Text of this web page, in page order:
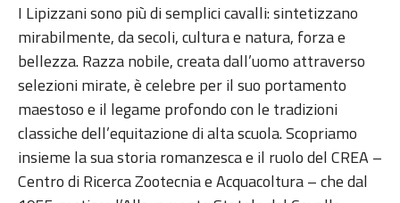
I Lipizzani sono più di semplici cavalli: sintetizzano
mirabilmente, da secoli, cultura e natura, forza e
bellezza. Razza nobile, creata dall’uomo attraverso
selezioni mirate, è celebre per il suo portamento
maestoso e il legame profondo con le tradizioni
classiche dell’equitazione di alta scuola. Scopriamo
insieme la sua storia romanzesca e il ruolo del CREA –
Centro di Ricerca Zootecnia e Acquacoltura – che dal